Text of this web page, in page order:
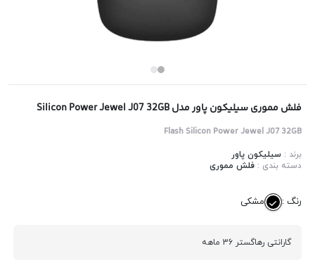
فلش مموری سیلیکون پاور مدل Silicon Power Jewel J07 32GB
Flash Silicon Power Jewel J07 32GB
برند :سیلیکون پاور
دسته بندی :فلش مموری
رنگ : مشکی
گارانتی رهاگستر 36 ماهه